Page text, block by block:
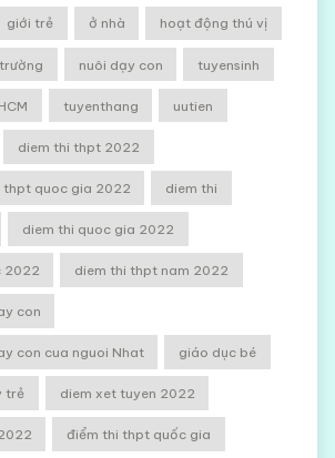
giới trẻ ở nhà hoạt động thú vị
nuôi dạy con tuyensinh
tuyenthang uutien
diem thi thpt 2022
thpt quoc gia 2022 diem thi
diem thi quoc gia 2022
2022 diem thi thpt nam 2022
con
con cua nguoi Nhat giáo dục bé
trẻ diem xet tuyen 2022
điểm thi thpt quốc gia